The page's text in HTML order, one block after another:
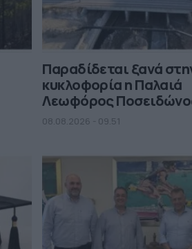
Παραδίδεται ξανά
κυκλοφορία η Παλαιά
Λεωφόρος
08.08.2026 - 09.51